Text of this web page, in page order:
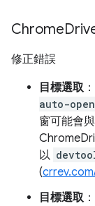
Chrome
修正錯誤
目標選取
auto-
窗可能會
以
(
目標選取